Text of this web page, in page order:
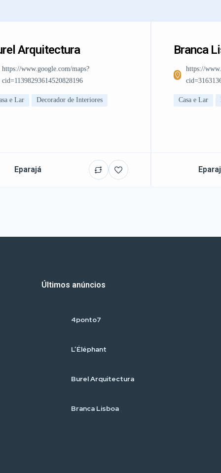
Arquitectura
https://www.google.com/maps?
cid=11398293614520828196
e Lar Decorador de Interiores
Eparajá
Branca
https://
Casa e Lar
Últimos anúncios
4ponto7
L’Éléphant
Burel Arquitectura
Branca Lisboa